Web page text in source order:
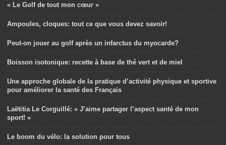
« Le Golf de tout mon cœur »
Ampoules, cloques: tout ce que vous devez savoir!
Peut-on jouer au golf après un infarctus du myocarde?
Boisson isotonique: recette à base de thé vert et de miel
Une approche globale de la pratique d’activité physique et sportive
pour améliorer la santé des Français
Laëtitia Le Corguillé: « J’aime partager l’aspect santé de mon
sport! »
Le boom du vélo: la solution pour tous